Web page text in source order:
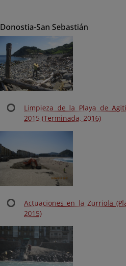
Donostia-San Sebastián
Limpieza de la Playa de
2015 (Terminada, 2016)
Actuaciones en la Zurriola
2015)